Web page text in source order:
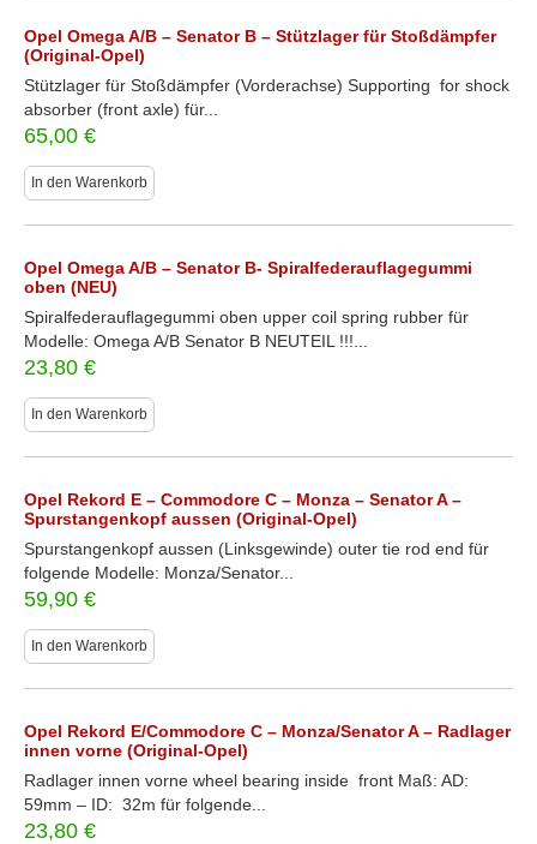
Opel Omega A/B – Senator B – Stützlager für Stoßdämpfer
(Original-Opel)
Stützlager für Stoßdämpfer (Vorderachse) Supporting for shock
absorber (front axle) für...
65,00 €
In den Warenkorb
Opel Omega A/B – Senator B- Spiralfederauflagegummi
oben (NEU)
Spiralfederauflagegummi oben upper coil spring rubber für
Modelle: Omega A/B Senator B NEUTEIL !!!...
23,80 €
In den Warenkorb
Opel Rekord E – Commodore C – Monza – Senator A –
Spurstangenkopf aussen (Original-Opel)
Spurstangenkopf aussen (Linksgewinde) outer tie rod end für
folgende Modelle: Monza/Senator...
59,90 €
In den Warenkorb
Opel Rekord E/Commodore C – Monza/Senator A – Radlager
innen vorne (Original-Opel)
Radlager innen vorne wheel bearing inside front Maß: AD:
59mm – ID: 32m für folgende...
23,80 €